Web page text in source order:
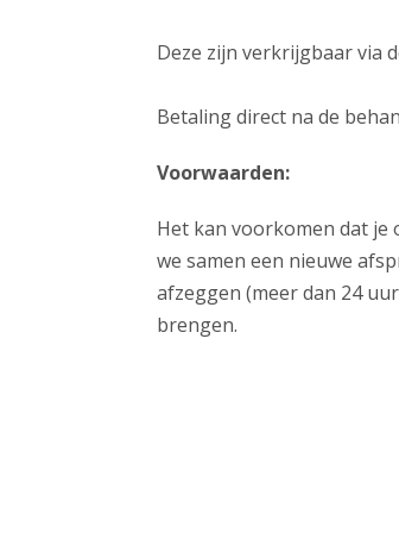
Deze zijn verkrijgbaar via
Betaling direct na de
Voorwaarden:
Het kan voorkomen dat je
we samen een nieuwe
afzeggen (meer dan 24
brengen.